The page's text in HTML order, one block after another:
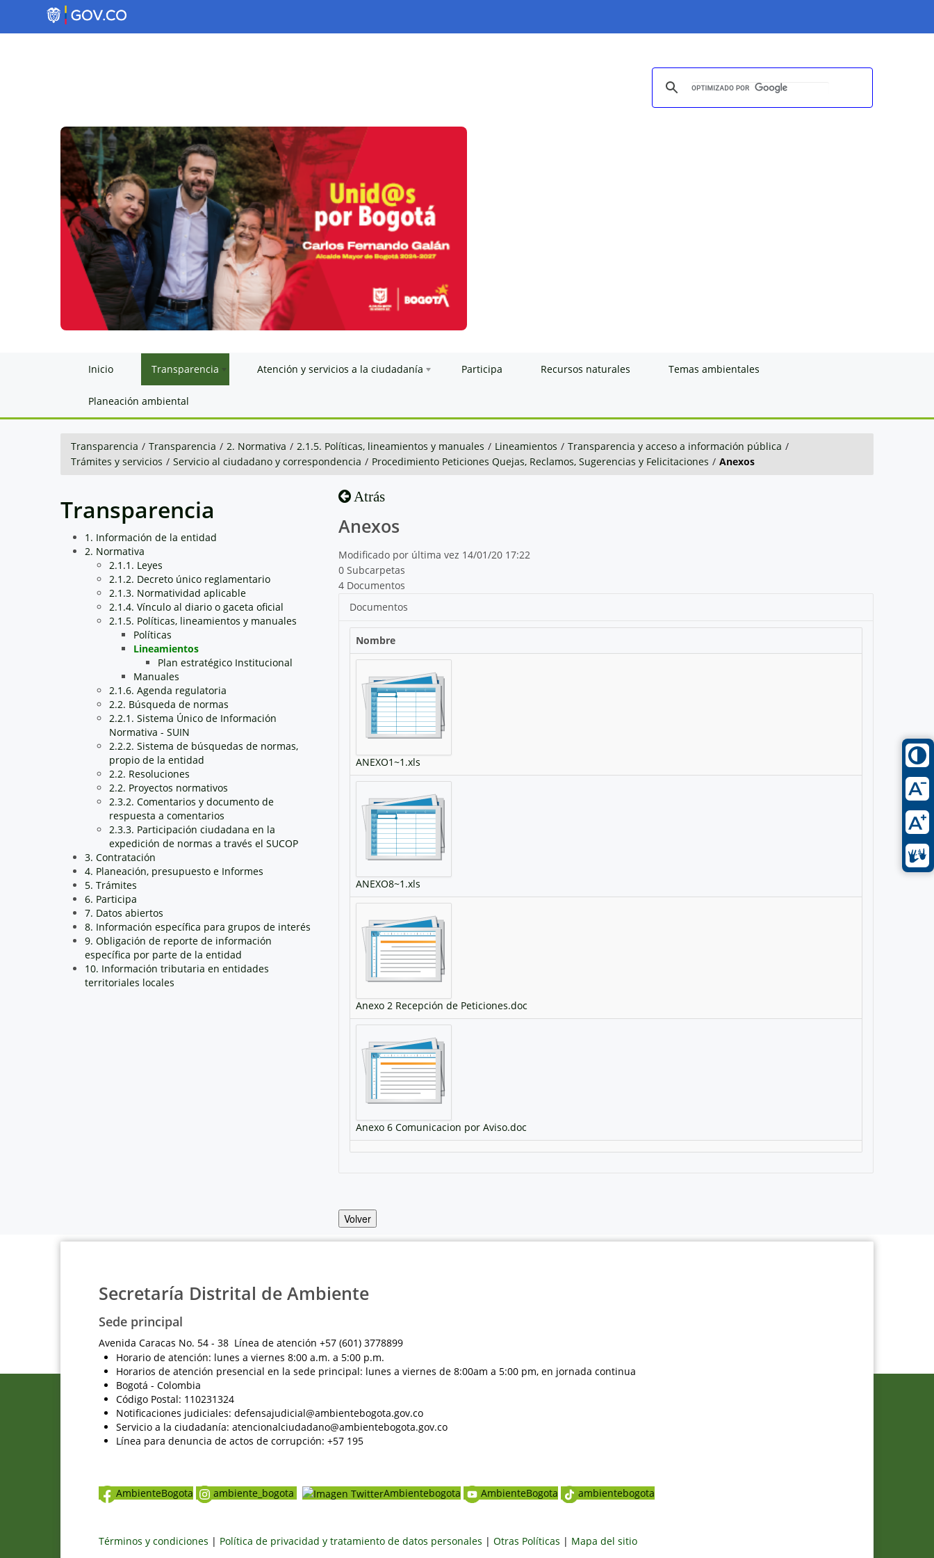
Inicio Transparencia Atención y servicios a la ciudadanía Participa Recursos naturales Temas ambientales
Planeación ambiental
Transparencia / Transparencia / 2. Normativa / 2.1.5. Políticas, lineamientos y manuales / Lineamientos / Transparencia y acceso a información pública /
Trámites y servicios / Servicio al ciudadano y correspondencia / Procedimiento Peticiones Quejas, Reclamos, Sugerencias y Felicitaciones / Anexos
Transparencia
1. Información de la entidad
2. Normativa
2.1.1. Leyes
2.1.2. Decreto único reglamentario
2.1.3. Normatividad aplicable
2.1.4. Vínculo al diario o gaceta oficial
2.1.5. Políticas, lineamientos y manuales
Políticas
Lineamientos
Plan estratégico Institucional
Manuales
2.1.6. Agenda regulatoria
2.2. Búsqueda de normas
2.2.1. Sistema Único de Información
Normativa - SUIN
2.2.2. Sistema de búsquedas de normas,
propio de la entidad
2.2. Resoluciones
2.2. Proyectos normativos
2.3.2. Comentarios y documento de
respuesta a comentarios
2.3.3. Participación ciudadana en la
expedición de normas a través el SUCOP
3. Contratación
4. Planeación, presupuesto e Informes
5. Trámites
6. Participa
7. Datos abiertos
8. Información específica para grupos de interés
9. Obligación de reporte de información
específica por parte de la entidad
10. Información tributaria en entidades
territoriales locales
Atrás
Anexos
Modificado por última vez 14/01/20 17:22
0 Subcarpetas
4 Documentos
Documentos
Nombre
ANEXO1~1.xls
ANEXO8~1.xls
Anexo 2 Recepción de Peticiones.doc
Anexo 6 Comunicacion por Aviso.doc
Volver
Secretaría Distrital de Ambiente
Sede principal
Avenida Caracas No. 54 - 38 Línea de atención +57 (601) 3778899
Horario de atención: lunes a viernes 8:00 a.m. a 5:00 p.m.
Horarios de atención presencial en la sede principal: lunes a viernes de 8:00am a 5:00 pm, en jornada continua
Bogotá - Colombia
Código Postal: 110231324
Notificaciones judiciales: defensajudicial@ambientebogota.gov.co
Servicio a la ciudadanía: atencionalciudadano@ambientebogota.gov.co
Línea para denuncia de actos de corrupción: +57 195
AmbienteBogota ambiente_bogota Ambientebogota AmbienteBogota ambientebogota
Términos y condiciones | Política de privacidad y tratamiento de datos personales | Otras Políticas | Mapa del sitio